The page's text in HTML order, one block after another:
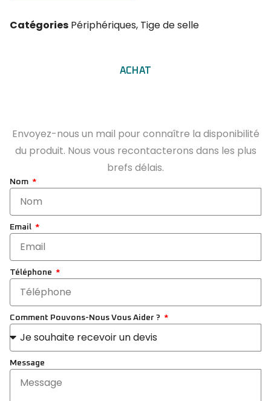
Catégories Périphériques, Tige de selle
ACHAT
Envoyez-nous un mail pour connaître la disponibilité
du produit. Nous vous recontacterons dans les plus
brefs délais.
Nom
Email
Téléphone
Comment Pouvons-Nous Vous Aider ?
Message